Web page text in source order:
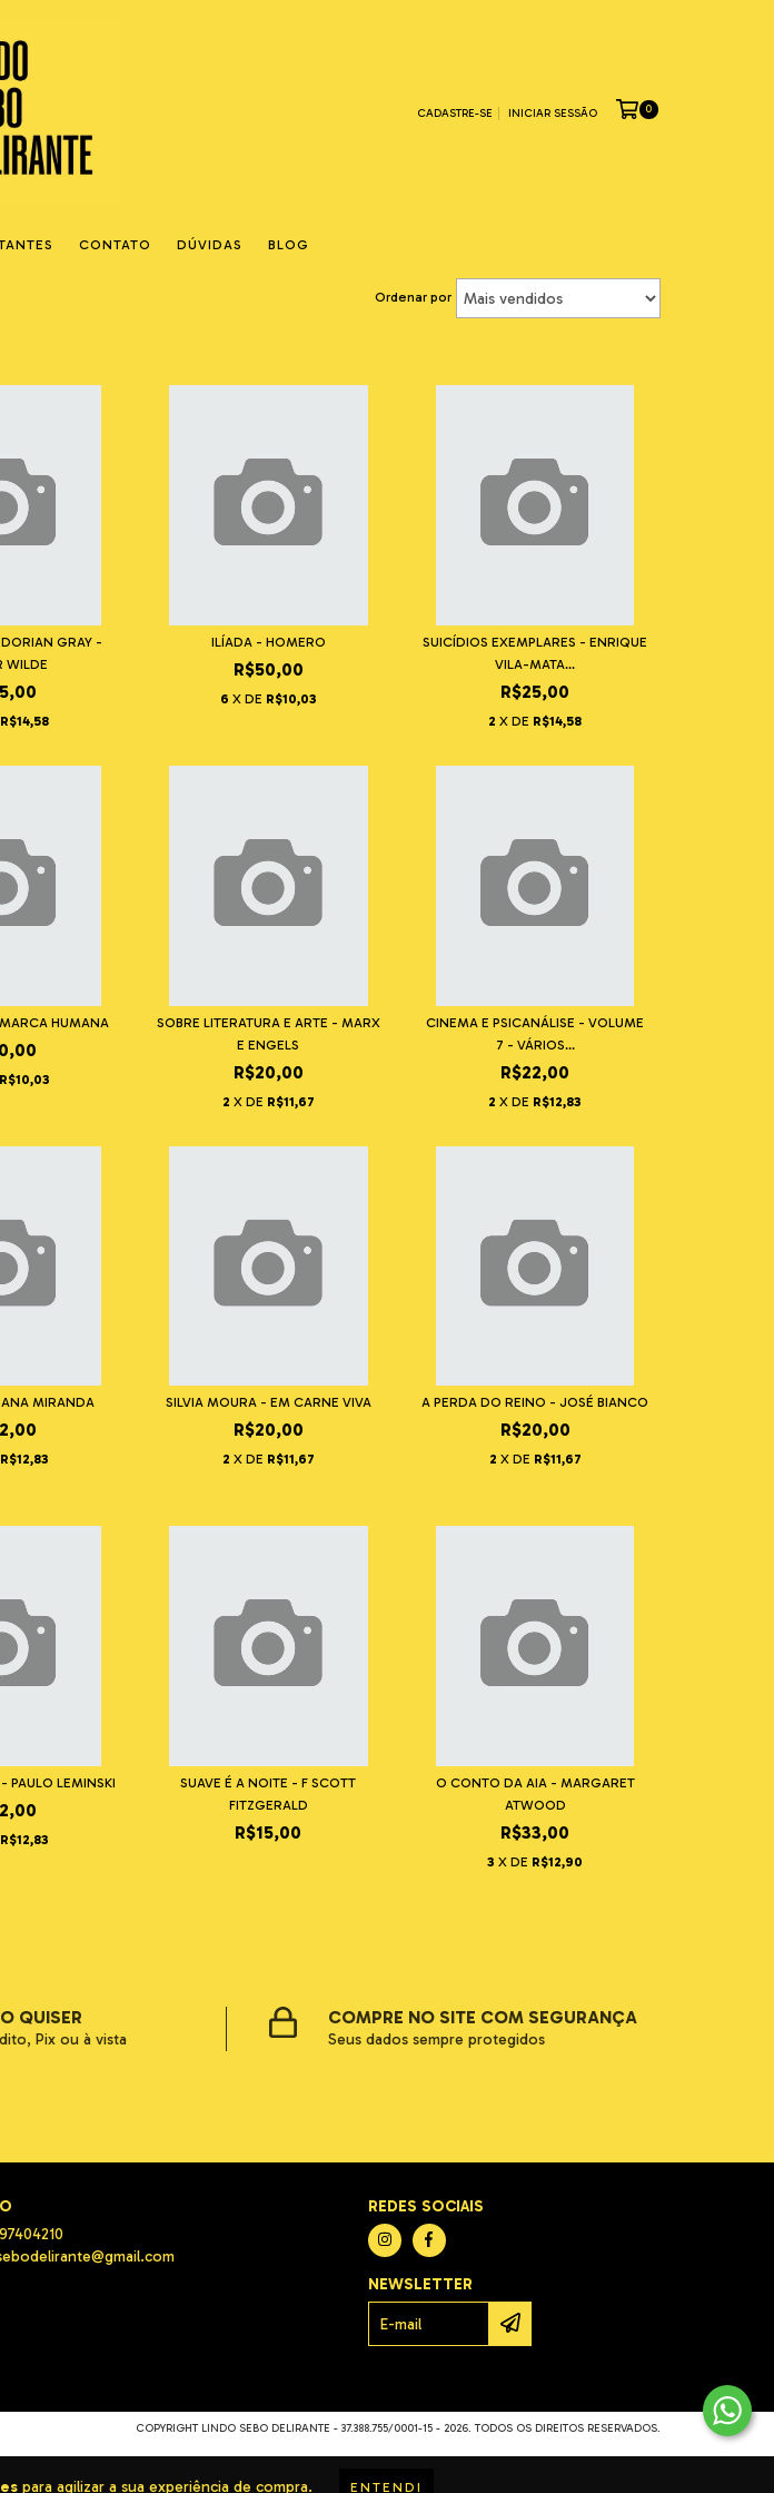
para agilizar a sua experiência de compra. ENTENDI
CADASTRE-SE INICIAR SESSÃO 0
CONTATO DÚVIDAS BLOG
Ordenar por
GRAY -
WILDE
R$14,58
ILÍADA - HOMERO
R$50,00
6 X DE R$10,03
SUICÍDIOS EXEMPLARES - ENRIQUE
VILA-MATA...
R$25,00
2 X DE R$14,58
HUMANA
R$10,03
SOBRE LITERATURA E ARTE - MARX
E ENGELS
R$20,00
2 X DE R$11,67
CINEMA E PSICANÁLISE - VOLUME
7 - VÁRIOS...
R$22,00
2 X DE R$12,83
MIRANDA
R$12,83
SILVIA MOURA - EM CARNE VIVA
R$20,00
2 X DE R$11,67
A PERDA DO REINO - JOSÉ BIANCO
R$20,00
2 X DE R$11,67
PAULO LEMINSKI
R$12,83
SUAVE É A NOITE - F SCOTT
FITZGERALD
R$15,00
O CONTO DA AIA - MARGARET
ATWOOD
R$33,00
3 X DE R$12,90
QUISER
Pix ou à vista
COMPRE NO SITE COM SEGURANÇA
Seus dados sempre protegidos
REDES SOCIAIS
NEWSLETTER
COPYRIGHT LINDO SEBO DELIRANTE - 37.388.755/0001-15 - 2026. TODOS OS DIREITOS RESERVADOS.